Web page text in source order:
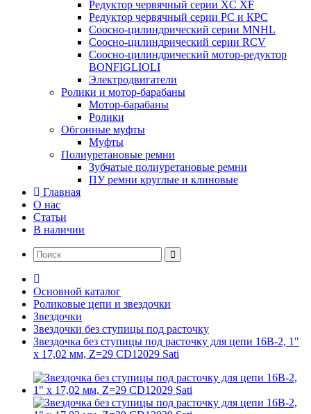
Редуктор червячный серии XC XF
Редуктор червячный серии РС и КРС
Соосно-цилиндрический серии MNHL
Соосно-цилиндрический серии RCV
Соосно-цилиндрический мотор-редуктор
BONFIGLIOLI
Электродвигатели
Ролики и мотор-барабаны
Мотор-барабаны
Ролики
Обгонные муфты
Муфты
Полиуретановые ремни
Зубчатые полиуретановые ремни
ПУ ремни круглые и клиновые
Главная
О нас
Статьи
В наличии
Основной каталог
Роликовые цепи и звездочки
Звездочки
Звездочки без ступицы под расточку
Звездочка без ступицы под расточку для цепи 16B-2, 1"
x 17,02 мм, Z=29 CD12029 Sati